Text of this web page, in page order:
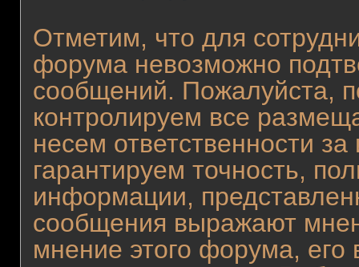
Отметим, что для
форума невозможно
сообщений. Пожалуйста,
контролируем все
несем ответственности
гарантируем точность,
информации,
сообщения выражают
мнение этого форума, его